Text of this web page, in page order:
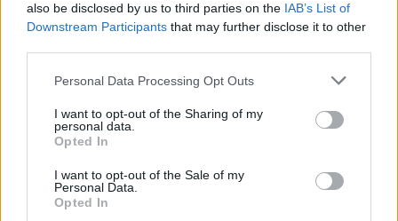
also be disclosed by us to third parties on the IAB’s List of
Downstream Participants that may further disclose it to other
Personal Data Processing Opt Outs
I want to opt-out of the Sharing of my
personal data.
Opted In
I want to opt-out of the Sale of my
Personal Data.
Opted In
Žmonės
lepina atostogų kadrais:
atitraukti akių
Žmonės
pasaulio žmonių – jauno
gerbėjus